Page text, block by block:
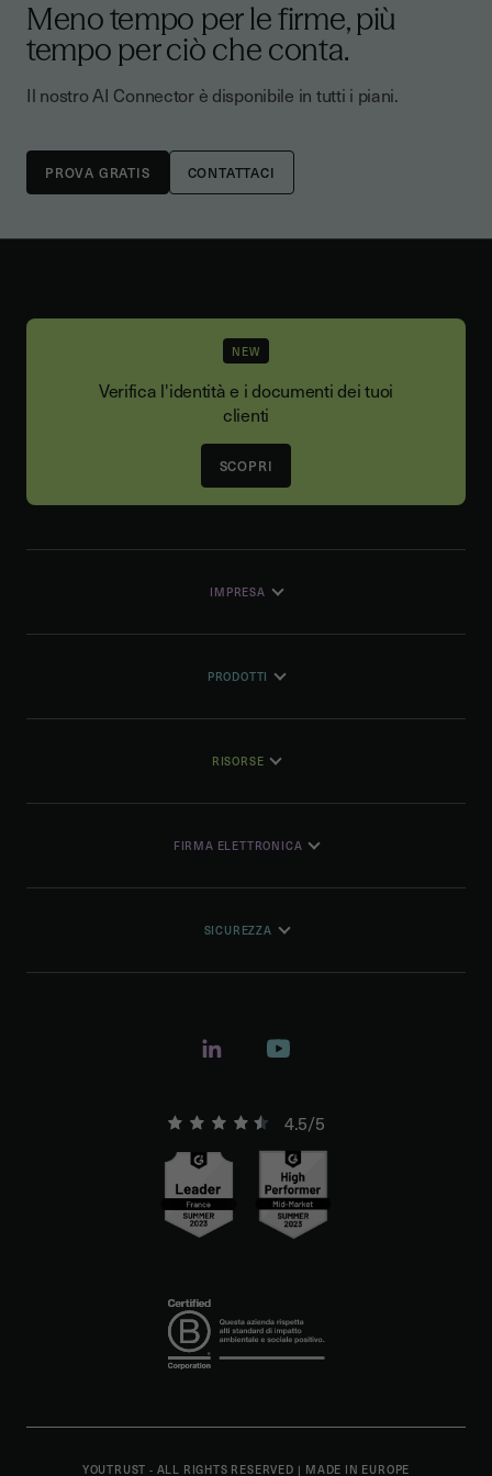
connessioni più veloci, più affidabili e coerenti
tra le piattaforme. L’AI Connector di Youtrust si
basa su questo standard, ecco perché
espandersi con la crescita dell'ecosistema
account Youtrust. Chiedi semplicemente al tuo
assistente IA di usarlo, inserisci i dettagli del
destinatario nel tuo prompt e la richiesta viene
inviata.
Meno tempo per le firme, più
tempo per ciò che conta.
Il nostro AI Connector è disponibile in tutti i piani.
CONTATTACI
NEW
Verifica l'identità e i documenti dei tuoi
clienti
SCOPRI
IMPRESA
PRODOTTI
RISORSE
FIRMA ELETTRONICA
SICUREZZA
4.5/5
YOUTRUST - ALL RIGHTS RESERVED | MADE IN EUROPE